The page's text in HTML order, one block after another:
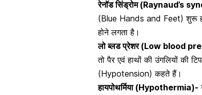
रेनॉड सिंड्रोम (Raynaud’s
(Blue Hands and Feet) शुरू
होने लगता है।
लो ब्लड प्रेशर (Low blood
तो पैर एवं हाथों की उंगलियों की
(Hypotension) कहते हैं।
हायपोथर्मिया (Hypothermia)-